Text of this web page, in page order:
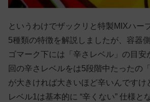
というわけでザックリと特製MIXハー
5種類の特徴を解説しましたが、容器
ゴマーク下には「辛さレベル」の目安
回の辛さレベルをは5段階中たったの
が大きければ大きいほど辛いんですけ
レベル1は基本的に “辛くない” 仕様と